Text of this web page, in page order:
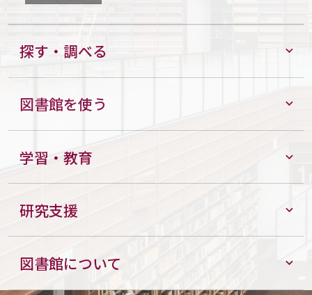
探す・調べる
図書館を使う
学習・教育
研究支援
図書館について